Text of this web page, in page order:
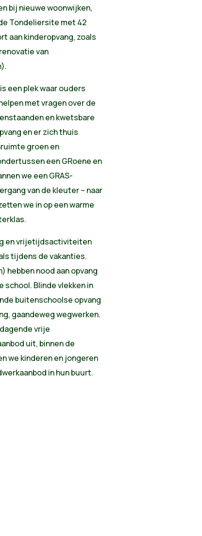
bij nieuwe woonwijken,
Tondeliersite met 42
aan kinderopvang, zoals
van
een plek waar ouders
met vragen over de
en kwetsbare
en er zich thuis
groen en
een GRoene en
we een GRAS-
van de kleuter – naar
we in op een warme
en vrijetijdsactiviteiten
tijdens de vakanties.
nood aan opvang
Blinde vlekken in
buitenschoolse opvang
gaandeweg wegwerken.
vrije
uit, binnen de
we kinderen en jongeren
in hun buurt.